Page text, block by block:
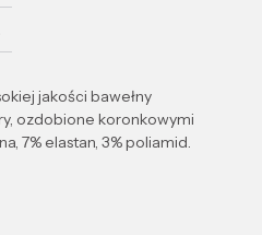
jakości bawełny
ozdobione koronkowymi
7% elastan, 3% poliamid.